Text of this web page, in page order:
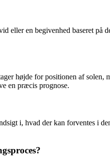
eller en begivenhed baseret
højde for positionen af
en præcis prognose.
i, hvad der kan forventes i